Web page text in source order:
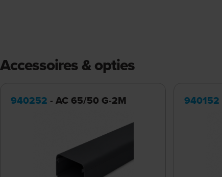
Accessoires & opties
940252 - AC 65/50 G-2M 940152